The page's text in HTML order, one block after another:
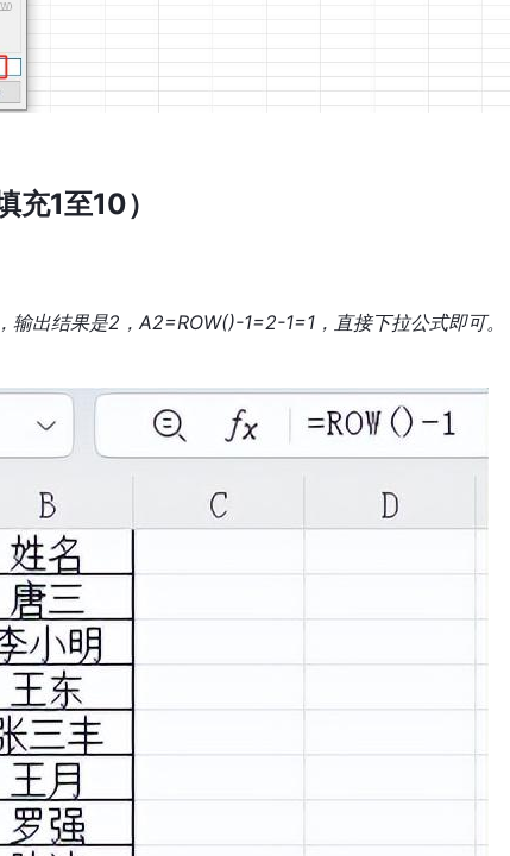
充1至10）
出结果是2，A2=ROW()-1=2-1=1，直接下拉公式即可。